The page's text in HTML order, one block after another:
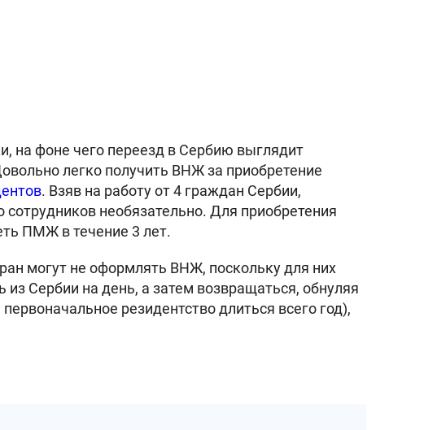
на фоне чего переезд в Сербию выглядит
легко получить ВНЖ за приобретение
. Взяв на работу от 4 граждан Сербии,
необязательно. Для приобретения
ПМЖ в течение 3 лет.
могут не оформлять ВНЖ, поскольку для них
Сербии на день, а затем возвращаться, обнуляя
резидентство длиться всего год),